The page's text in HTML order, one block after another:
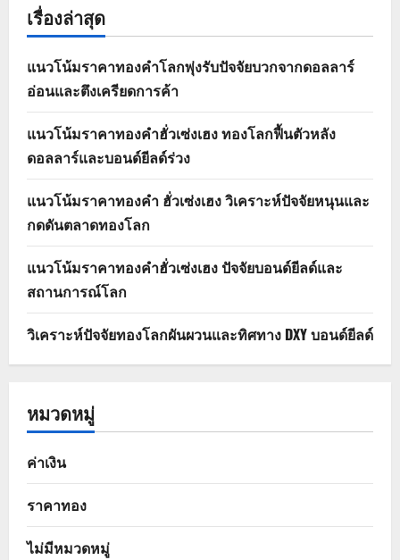
เรื่องล่าสุด
แนวโน้มราคาทองคำโลกพุ่งรับปัจจัยบวกจากดอลลาร์
อ่อนและตึงเครียดการค้า
แนวโน้มราคาทองคำฮั่วเซ่งเฮง ทองโลกฟื้นตัวหลัง
ดอลลาร์และบอนด์ยีลด์ร่วง
แนวโน้มราคาทองคำ ฮั่วเซ่งเฮง วิเคราะห์ปัจจัยหนุนและ
กดดันตลาดทองโลก
แนวโน้มราคาทองคำฮั่วเซ่งเฮง ปัจจัยบอนด์ยีลด์และ
สถานการณ์โลก
วิเคราะห์ปัจจัยทองโลกผันผวนและทิศทาง DXY บอนด์ยีลด์
หมวดหมู่
ค่าเงิน
ราคาทอง
ไม่มีหมวดหมู่